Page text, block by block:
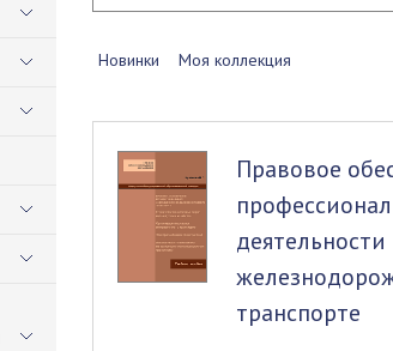
Новинки Моя коллекция
Правовое
деятельности
транспорте